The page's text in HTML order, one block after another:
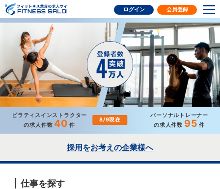
フィットネス業界の求人
ログイン 会員登録
8/9現在
ピラティスインストラクター
の求人件数 40 件
パーソナルトレーナー
の求人件数 95 件
採用をお考えの企業様へ
仕事を探す